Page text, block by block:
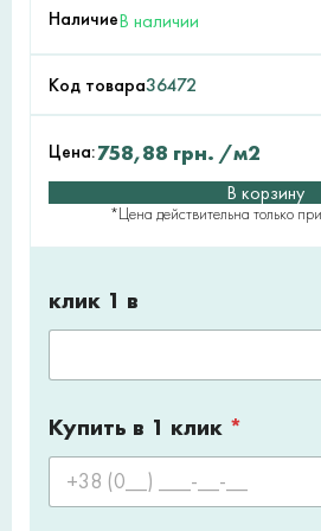
НаличиеВ наличии
Код товара36472
Цена:758,88 грн. /м2
В корзину
*Цена действительна только
клик 1 в
Купить в 1 клик *